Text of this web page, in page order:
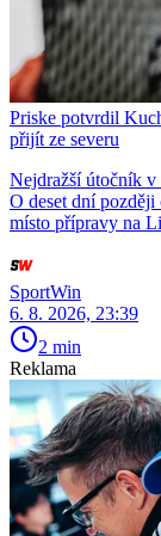
Priske potvrdil
přijít ze severu
Nejdražší útočník v
O deset dní
místo přípravy na
SportWin
6. 8. 2026, 23:39
2 min
Reklama